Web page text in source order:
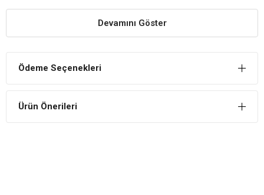
sağlıklı olmasına yardımcıdır.
dökülmesi ve tüylerin topaklanmasını önler.
Devamını Göster
Ödeme Seçenekleri
Ürün Önerileri